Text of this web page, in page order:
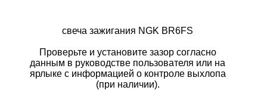
свеча зажигания NGK BR6FS
Проверьте и установите зазор согласно
данным в руководстве пользователя или на
ярлыке с информацией о контроле выхлопа
(при наличии).